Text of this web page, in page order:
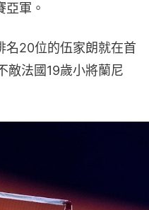
軍。
名20位的伍家朗就在首
敵法國19歲小將蘭尼